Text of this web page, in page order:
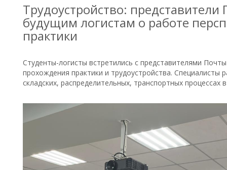
Трудоустройство: представители
будущим логистам о работе
практики
Студенты-логисты встретились с представителями
прохождения практики и трудоустройства. Специалисты
складских, распределительных, транспортных